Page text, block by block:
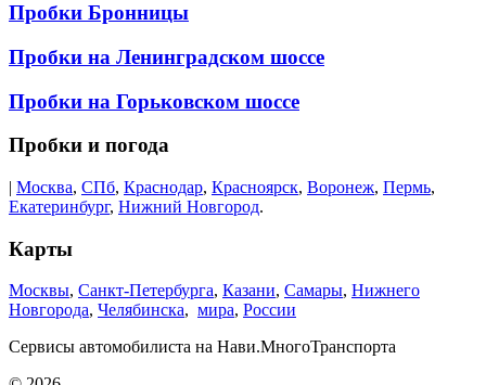
Пробки Бронницы
Пробки на Ленинградском шоссе
Пробки на Горьковском шоссе
Пробки и погода
| Москва, СПб, Краснодар, Красноярск, Воронеж, Пермь,
Екатеринбург, Нижний Новгород.
Карты
Москвы, Санкт-Петербурга, Казани, Самары, Нижнего
Новгорода, Челябинска, мира, России
Сервисы автомобилиста на Нави.МногоТранспорта